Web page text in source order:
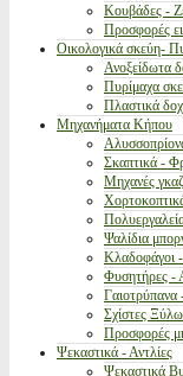
Κουβάδες -
Προσφορές
Οικολογικά σκεύη-
Ανοξείδωτα
Πυρίμαχα
Πλαστικά
Μηχανήματα Κήπου
Σκαπτικά -
Μηχανές
Ψαλίδια
Κλαδοφάγοι
Φυσητήρες -
Γαιοτρύπανα
Σχίστες
Προσφορές
Ψεκαστικά - Αντλίες
Ψεκαστικά